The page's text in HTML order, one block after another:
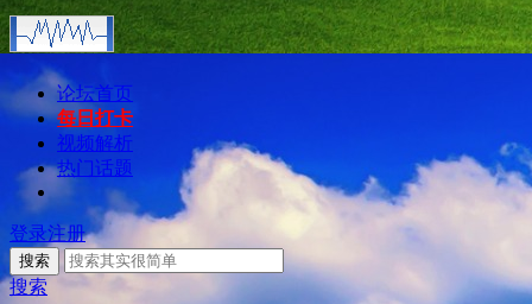
论坛首页
每日打卡
视频解析
热门话题
登录注册
搜索
搜索